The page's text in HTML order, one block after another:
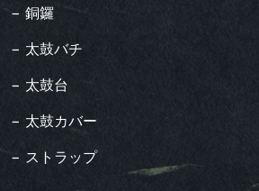
− 銅鑼
− 太鼓バチ
− 太鼓台
− 太鼓カバー
− ストラップ